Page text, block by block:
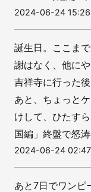
2024-06-24 15:26
誕生日。ここま
謝はなく、他に
吉祥寺に行った
あと、ちょっと
けして、ひたす
国編」終盤で怒
2024-06-24 02:47
あと7日でワンピ